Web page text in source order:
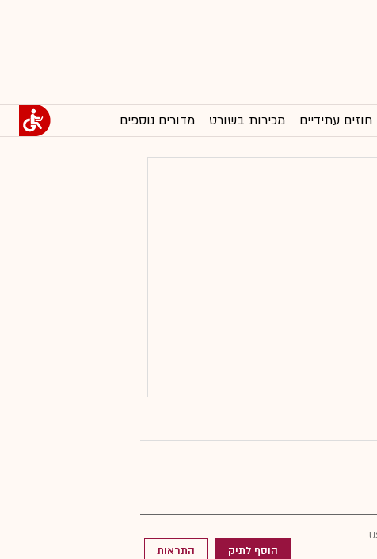
חוזים עתידיים מכירות בשורט מדורים נוספים
הוסף לתיק התראות